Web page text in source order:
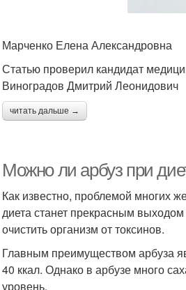
Марченко Елена Александровна
Статью проверил кандидат
Виноградов Дмитрий Леонидович
читать дальше →
Можно ли арбуз при
Как известно, проблемой многих
диета станет прекрасным
очистить организм от токсинов.
Главным преимуществом арбуза
40 ккал. Однако в арбузе много
уровень.